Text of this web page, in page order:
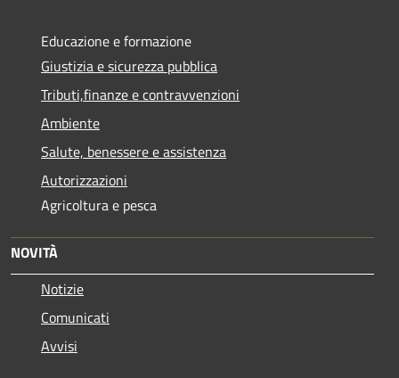
Educazione e formazione
Giustizia e sicurezza pubblica
Tributi,finanze e contravvenzioni
Ambiente
Salute, benessere e assistenza
Autorizzazioni
Agricoltura e pesca
NOVITÀ
Notizie
Comunicati
Avvisi